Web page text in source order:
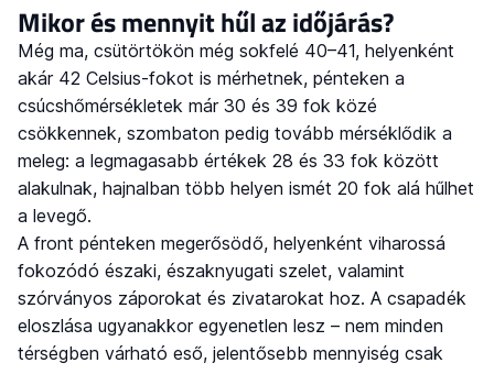
Mikor és mennyit hűl az időjárás?
Még ma, csütörtökön még sokfelé 40–41, helyenként
akár 42 Celsius-fokot is mérhetnek, pénteken a
csúcshőmérsékletek már 30 és 39 fok közé
csökkennek, szombaton pedig tovább mérséklődik a
meleg: a legmagasabb értékek 28 és 33 fok között
alakulnak, hajnalban több helyen ismét 20 fok alá hűlhet
a levegő.
A front pénteken megerősödő, helyenként viharossá
fokozódó északi, északnyugati szelet, valamint
szórványos záporokat és zivatarokat hoz. A csapadék
eloszlása ugyanakkor egyenetlen lesz – nem minden
térségben várható eső, jelentősebb mennyiség csak